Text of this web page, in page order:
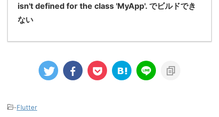
isn't defined for the class 'MyApp'. でビルドでき
ない
-Flutter